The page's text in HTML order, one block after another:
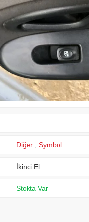
Diğer Symbol
İkinci El
Stokta Var